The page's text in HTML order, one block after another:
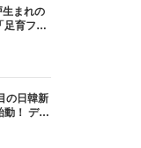
生まれの
足育フッ
でPOP-
の日韓新
動！ デビ
々を独
力に迫